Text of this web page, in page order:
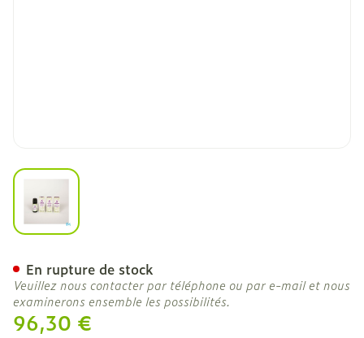
View larger image
96,30 €
En rupture de stock
Veuillez nous contacter par téléphone ou par e-mail et nous
examinerons ensemble les possibilités.